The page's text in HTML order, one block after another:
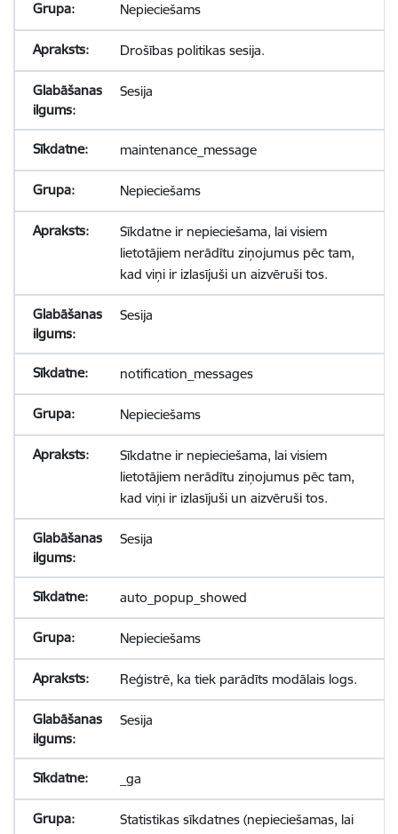
Nepieciešams
Drošības politikas sesija.
Sesija
maintenance_message
Nepieciešams
Sīkdatne ir nepieciešama, lai visiem
lietotājiem nerādītu ziņojumus pēc tam,
kad viņi ir izlasījuši un aizvēruši tos.
Sesija
notification_messages
Nepieciešams
Sīkdatne ir nepieciešama, lai visiem
lietotājiem nerādītu ziņojumus pēc tam,
kad viņi ir izlasījuši un aizvēruši tos.
Sesija
auto_popup_showed
Nepieciešams
Reģistrē, ka tiek parādīts modālais logs.
Sesija
_ga
Statistikas sīkdatnes (nepieciešamas, lai